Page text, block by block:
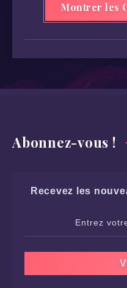
Montrer les
Abonnez-vous !
Recevez les